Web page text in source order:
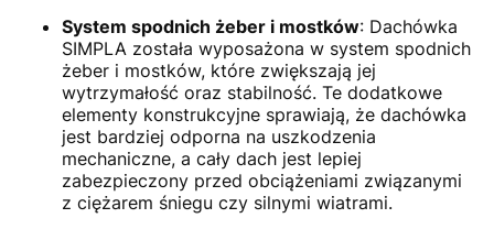
System spodnich żeber i mostków: Dachówka
SIMPLA została wyposażona w system spodnich
żeber i mostków, które zwiększają jej
wytrzymałość oraz stabilność. Te dodatkowe
elementy konstrukcyjne sprawiają, że dachówka
jest bardziej odporna na uszkodzenia
mechaniczne, a cały dach jest lepiej
zabezpieczony przed obciążeniami związanymi
z ciężarem śniegu czy silnymi wiatrami.